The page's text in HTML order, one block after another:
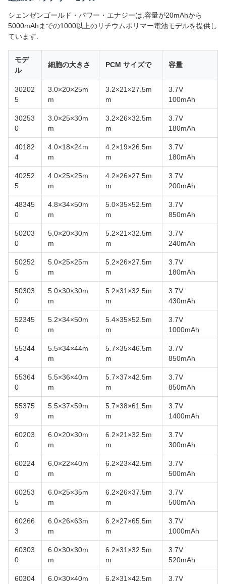
シェンゼンゴールド・パワー・エナジーは,容量が20mAhから
5000mAhまでの1000以上のリチウムポリマー電池モデルを提供し
ています.
モデ
ル
細胞の大きさ PCM サイズで 容量
30202
5
3.0×20×25m
m
3.2×21×27.5m
m
3.7V
100mAh
30253
0
3.0×25×30m
m
3.2×26×32.5m
m
3.7V
180mAh
40182
4
4.0×18×24m
m
4.2×19×26.5m
m
3.7V
180mAh
40252
5
4.0×25×25m
m
4.2×26×27.5m
m
3.7V
200mAh
48345
0
4.8×34×50m
m
5.0×35×52.5m
m
3.7V
850mAh
50203
0
5.0×20×30m
m
5.2×21×32.5m
m
3.7V
240mAh
50252
5
5.0×25×25m
m
5.2×26×27.5m
m
3.7V
180mAh
50303
0
5.0×30×30m
m
5.2×31×32.5m
m
3.7V
430mAh
52345
0
5.2×34×50m
m
5.4×35×52.5m
m
3.7V
1000mAh
55344
4
5.5×34×44m
m
5.7×35×46.5m
m
3.7V
850mAh
55364
0
5.5×36×40m
m
5.7×37×42.5m
m
3.7V
850mAh
55375
9
5.5×37×59m
m
5.7×38×61.5m
m
3.7V
1400mAh
60203
0
6.0×20×30m
m
6.2×21×32.5m
m
3.7V
300mAh
60224
0
6.0×22×40m
m
6.2×23×42.5m
m
3.7V
500mAh
60253
5
6.0×25×35m
m
6.2×26×37.5m
m
3.7V
500mAh
60266
3
6.0×26×63m
m
6.2×27×65.5m
m
3.7V
1000mAh
60303
0
6.0×30×30m
m
6.2×31×32.5m
m
3.7V
520mAh
60304
6.0×30×40m
6.2×31×42.5m
3.7V